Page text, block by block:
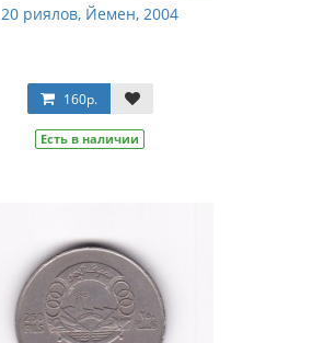
20 риялов, Йемен, 2004
160р.
Есть в наличии